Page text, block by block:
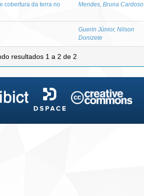
cobertura da terra no
Mendes, Bruna Cardoso
Guerin Júnior, Nilson
Donizete
resultados 1 a 2 de 2